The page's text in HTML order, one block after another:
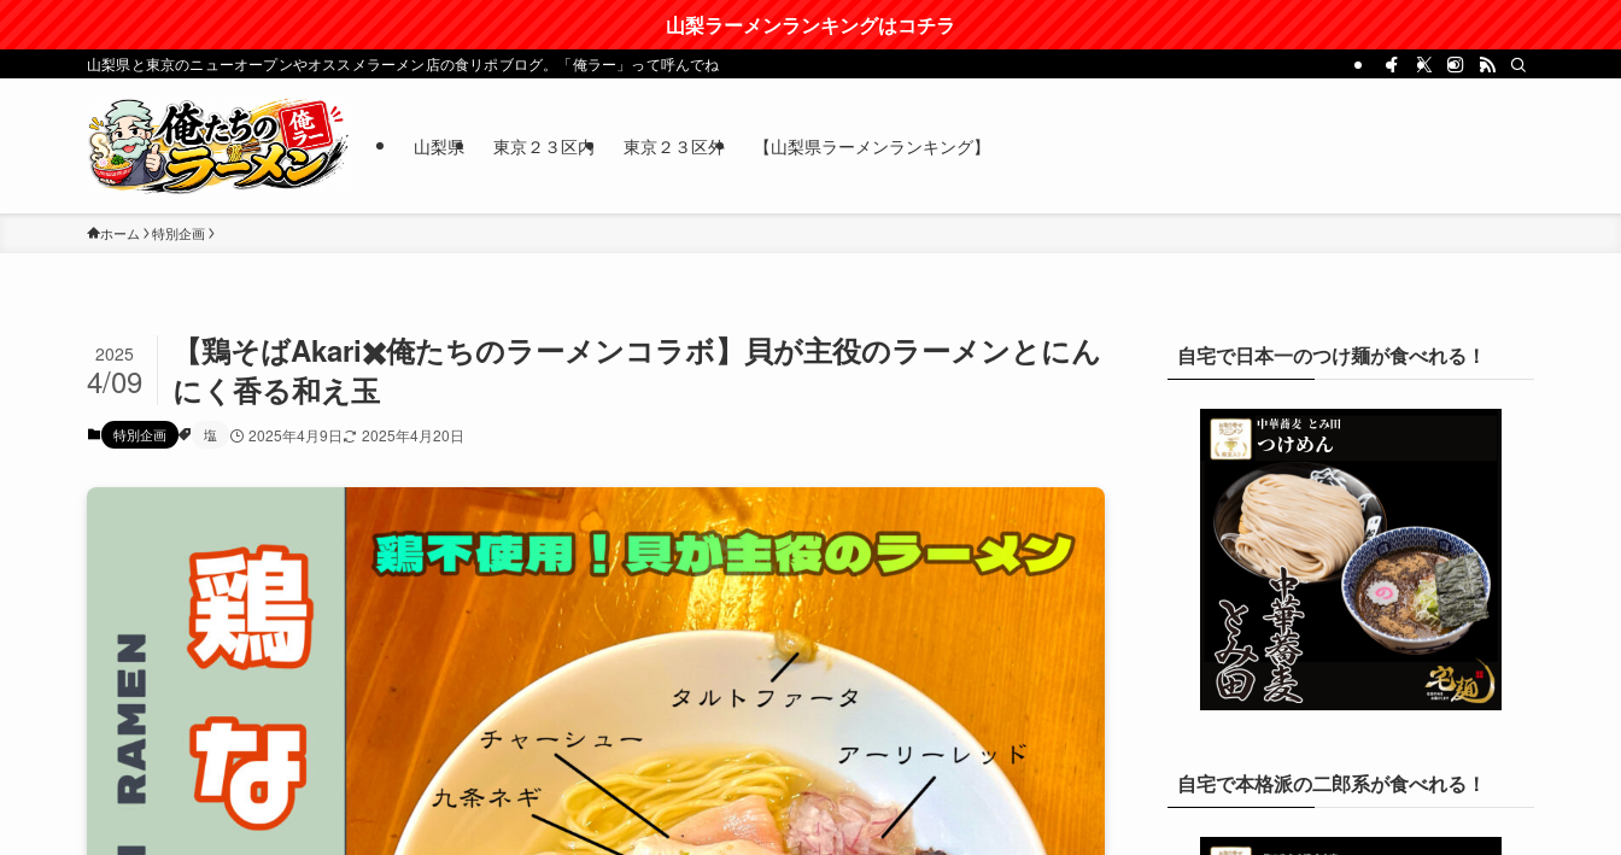
山梨ラーメンランキングはコチラ
山梨県と東京のニューオープンやオススメラーメン店の食リポブログ。「俺ラー」って呼んでね
山梨県 東京２３区内 東京２３区外 【山梨県ラーメンランキング】
ホーム 特別企画
【鶏そばAkari✖️俺たちのラーメンコラボ】貝が主役のラーメンとにん
にく香る和え玉
2025
4/09
特別企画 塩 2025年4月9日 2025年4月20日
自宅で日本一のつけ麺が食べれる！
自宅で本格派の二郎系が食べれる！